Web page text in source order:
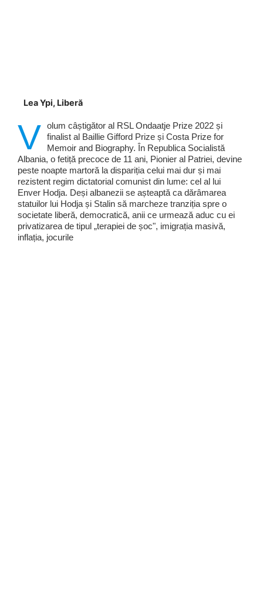
Lea Ypi, Liberă
V olum câștigător al RSL Ondaatje Prize 2022 și
finalist al Baillie Gifford Prize și Costa Prize for
Memoir and Biography. În Republica Socialistă
Albania, o fetiță precoce de 11 ani, Pionier al Patriei, devine
peste noapte martoră la dispariția celui mai dur și mai
rezistent regim dictatorial comunist din lume: cel al lui
Enver Hodja. Deși albanezii se așteaptă ca dărâmarea
statuilor lui Hodja și Stalin să marcheze tranziția spre o
societate liberă, democratică, anii ce urmează aduc cu ei
privatizarea de tipul „terapiei de șoc", imigrația masivă,
inflația, jocurile